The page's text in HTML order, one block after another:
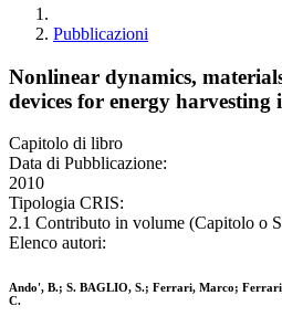
Pubblicazioni
Nonlinear dynamics,
devices for energy harvesting
Capitolo di libro
Data di Pubblicazione:
2010
Tipologia CRIS:
2.1 Contributo in volume (Capitolo o
Elenco autori:
Ando', B.; S. BAGLIO, S.; Ferrari, Marco;
C.